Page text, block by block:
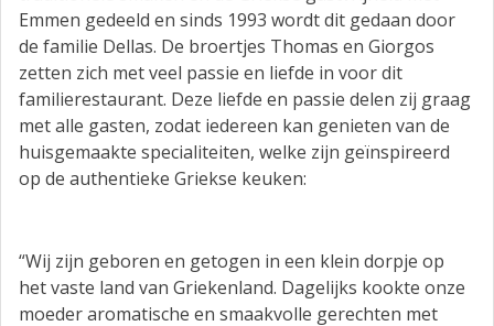
Emmen gedeeld en sinds 1993 wordt dit gedaan door
de familie Dellas. De broertjes Thomas en Giorgos
zetten zich met veel passie en liefde in voor dit
familierestaurant. Deze liefde en passie delen zij graag
met alle gasten, zodat iedereen kan genieten van de
huisgemaakte specialiteiten, welke zijn geïnspireerd
op de authentieke Griekse keuken:
“Wij zijn geboren en getogen in een klein dorpje op
het vaste land van Griekenland. Dagelijks kookte onze
moeder aromatische en smaakvolle gerechten met